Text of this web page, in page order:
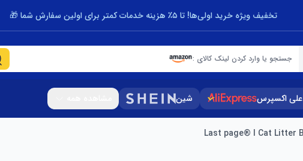
تخفیف ویژه خرید اولی‌ها! تا ۵٪ هزینه خدمات کمتر برای اولین سفارش شما 🎁
جستجو یا وارد کردن لینک کالای :
علی اکسپرس شین